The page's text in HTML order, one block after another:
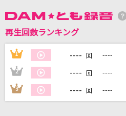
再生回数ランキング
1 ---- 回 ----
2 ---- 回 ----
3 ---- 回 ----